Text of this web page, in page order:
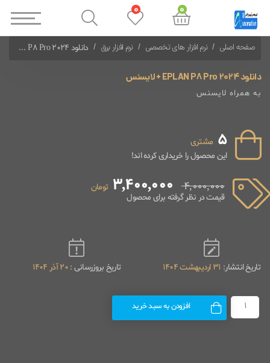
صفحه اصلی نرم افزار های تخصصی نرم افزار برق دانلود EPLAN P8 Pro 2024 + لایسنس
دانلود EPLAN P8 Pro 2024 + لایسنس
به همراه لایسنس
5 مشتری
این محصول را خریداری کرده اند!
4,000,000
3,400,000 تومان
قیمت در نظر گرفته برای محصول
تاریخ انتشار: 31 اردیبهشت 1404 تاریخ بروزرسانی :20 آذر 1404
افزودن به سبد خرید
0
0